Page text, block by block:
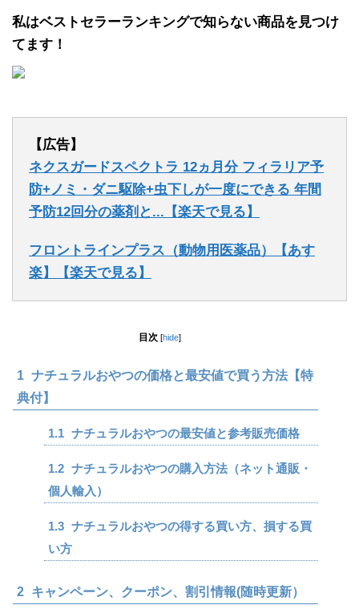
私はベストセラーランキングで知らない商品を見つけ
てます！
【広告】
ネクスガードスペクトラ 12ヵ月分 フィラリア予
防+ノミ・ダニ駆除+虫下しが一度にできる 年間
予防12回分の薬剤と...【楽天で見る】
フロントラインプラス（動物用医薬品）【あす
楽】【楽天で見る】
目次 [hide]
1 ナチュラルおやつの価格と最安値で買う方法【特
典付】
1.1 ナチュラルおやつの最安値と参考販売価格
1.2 ナチュラルおやつの購入方法（ネット通販・
個人輸入）
1.3 ナチュラルおやつの得する買い方、損する買
い方
2 キャンペーン、クーポン、割引情報(随時更新）